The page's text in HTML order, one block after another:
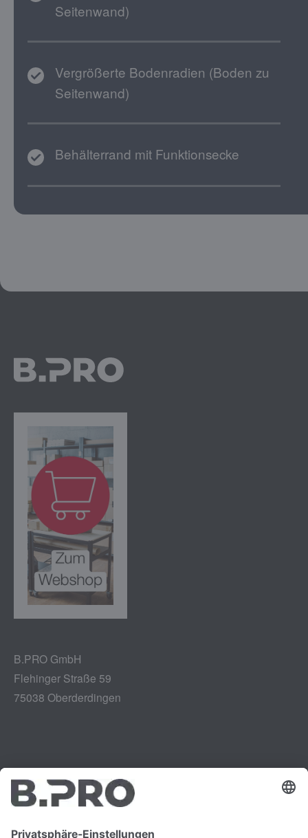
Seitenwand)
Vergrößerte Bodenradien (Boden zu
Seitenwand)
Behälterrand mit Funktionsecke
B.PRO GmbH
Flehinger Straße 59
75038 Oberderdingen
Impressum
Datenschutz